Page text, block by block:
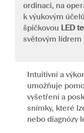
ordinaci, na
k výukovým
špičkovou LED
světovým lídrem
Intuitivní a
umožňuje
vyšetření a
snímky, které
nebo diagnózy